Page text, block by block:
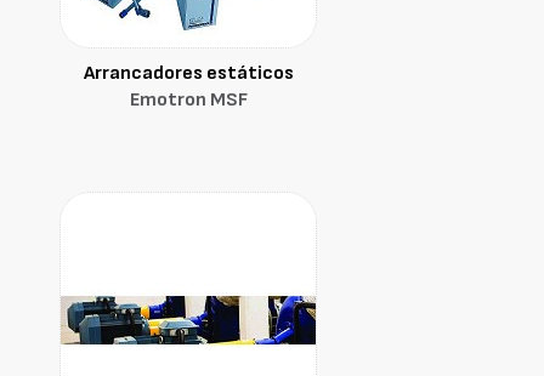
Arrancadores estáticos
Emotron MSF